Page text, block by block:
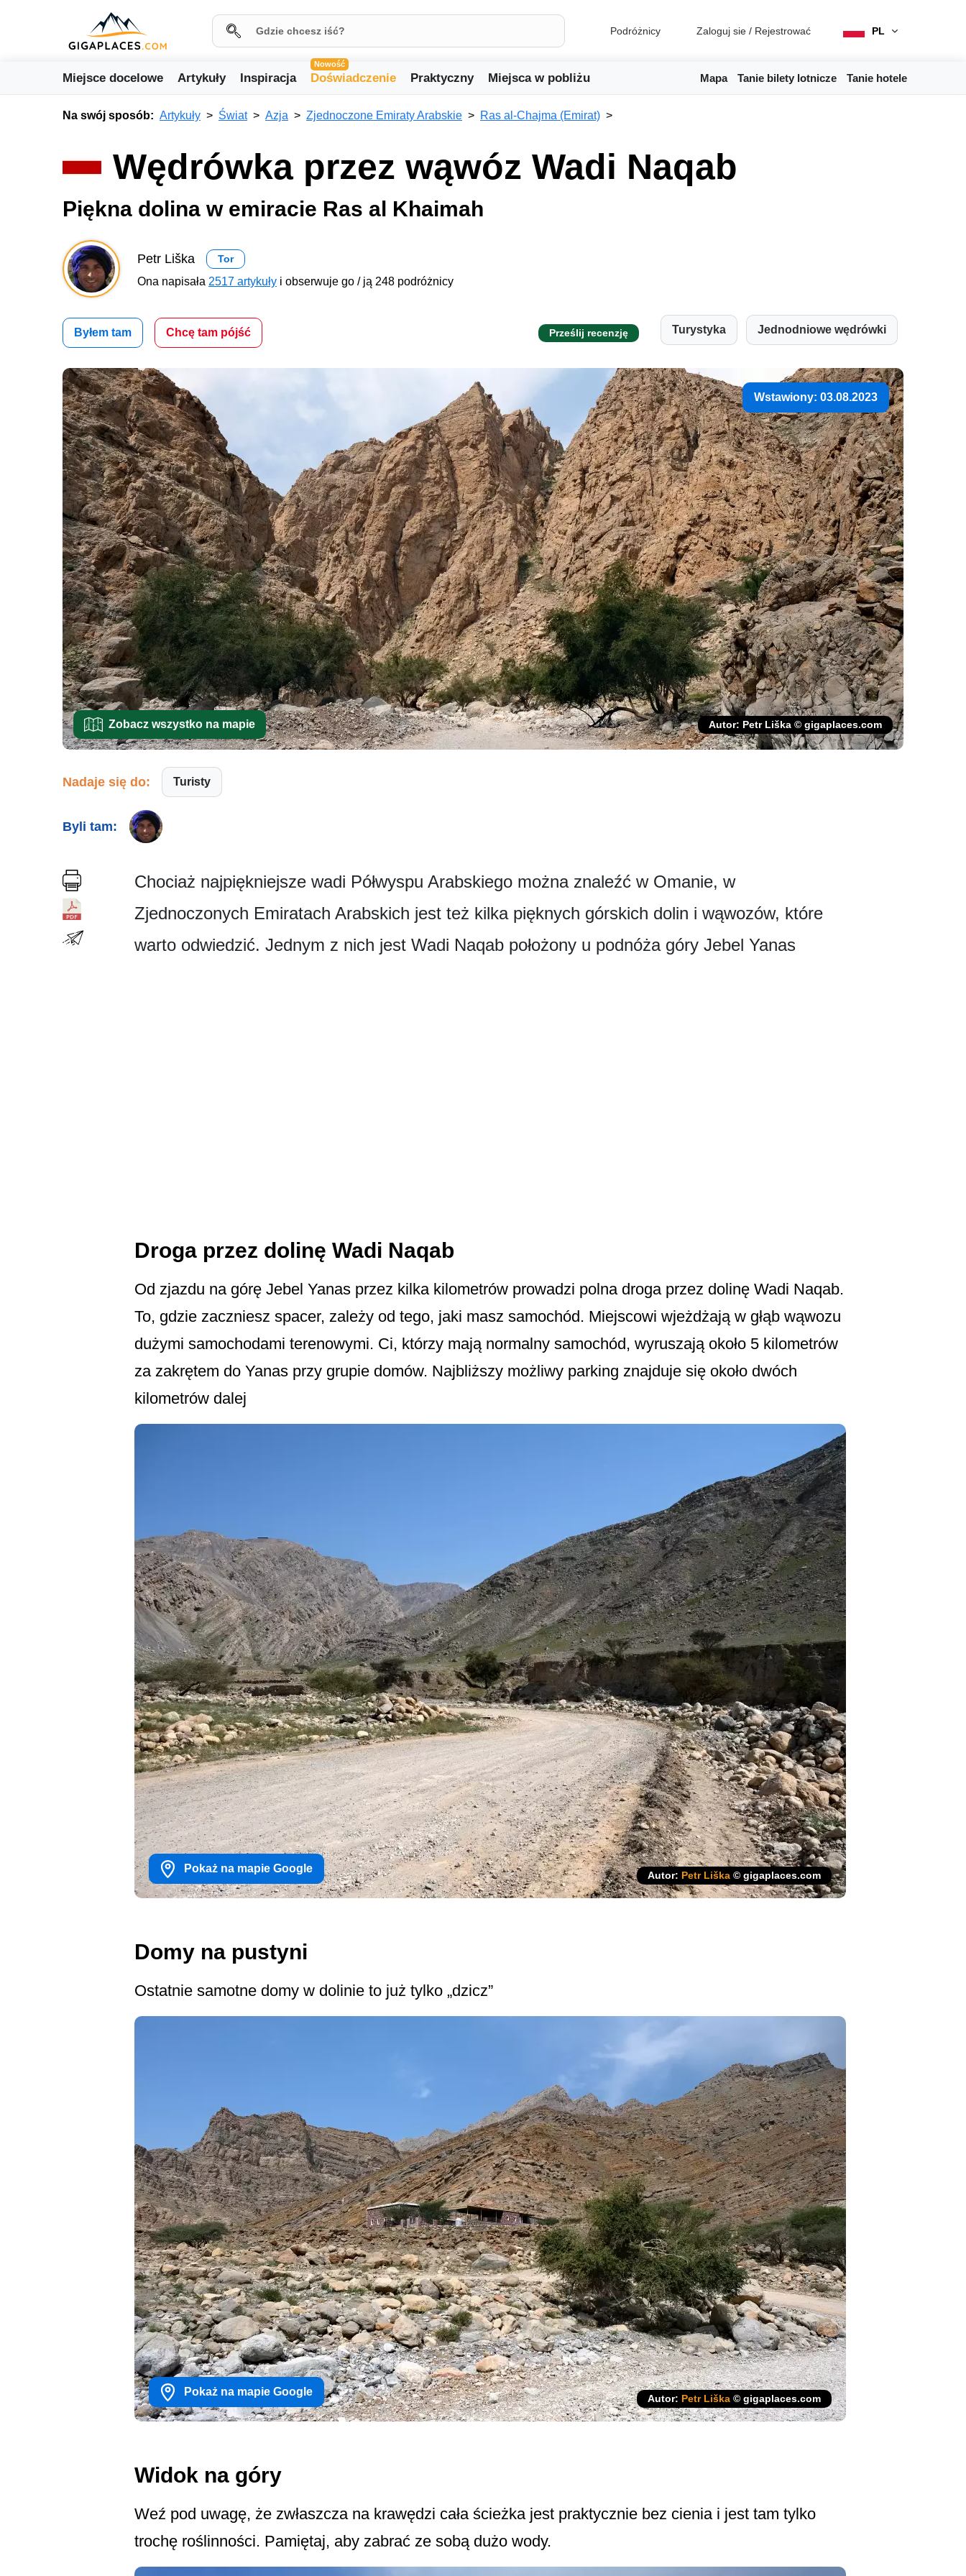
Podróżnicy Zaloguj sie / Rejestrować PL
Miejsce docelowe Artykuły Inspiracja
Nowość
Doświadczenie Praktyczny Miejsca w pobliżu Mapa Tanie bilety lotnicze Tanie hotele
Na swój sposób: Artykuły Świat Azja Zjednoczone Emiraty Arabskie Ras al-Chajma (Emirat)
Wędrówka przez wąwóz Wadi Naqab
Piękna dolina w emiracie Ras al Khaimah
Petr Liška Tor
Ona napisała 2517 artykuły i obserwuje go / ją 248 podróżnicy
Byłem tam Chcę tam pójść Prześlij recenzję Turystyka Jednodniowe wędrówki
Wstawiony: 03.08.2023
Zobacz wszystko na mapie Autor: Petr Liška © gigaplaces.com
Nadaje się do: Turisty
Byli tam:
Chociaż najpiękniejsze wadi Półwyspu Arabskiego można znaleźć w Omanie, w
Zjednoczonych Emiratach Arabskich jest też kilka pięknych górskich dolin i wąwozów, które
warto odwiedzić. Jednym z nich jest Wadi Naqab położony u podnóża góry Jebel Yanas
Droga przez dolinę Wadi Naqab
Od zjazdu na górę Jebel Yanas przez kilka kilometrów prowadzi polna droga przez dolinę Wadi Naqab.
To, gdzie zaczniesz spacer, zależy od tego, jaki masz samochód. Miejscowi wjeżdżają w głąb wąwozu
dużymi samochodami terenowymi. Ci, którzy mają normalny samochód, wyruszają około 5 kilometrów
za zakrętem do Yanas przy grupie domów. Najbliższy możliwy parking znajduje się około dwóch
kilometrów dalej
Pokaż na mapie Google
Autor: Petr Liška © gigaplaces.com
Domy na pustyni
Ostatnie samotne domy w dolinie to już tylko „dzicz”
Pokaż na mapie Google
Autor: Petr Liška © gigaplaces.com
Widok na góry
Weź pod uwagę, że zwłaszcza na krawędzi cała ścieżka jest praktycznie bez cienia i jest tam tylko
trochę roślinności. Pamiętaj, aby zabrać ze sobą dużo wody.